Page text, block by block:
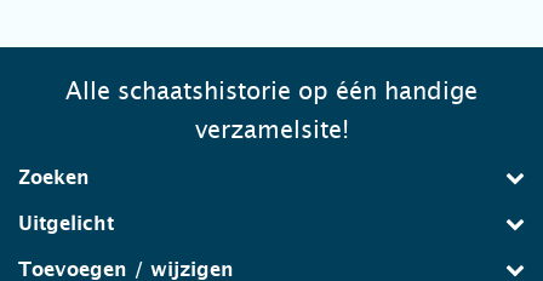
Alle schaatshistorie op één handige
verzamelsite!
Zoeken
Uitgelicht
Toevoegen / wijzigen